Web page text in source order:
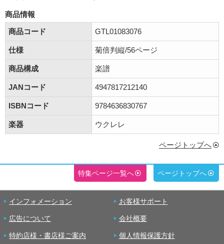
商品情報
商品コード
GTL01083076
仕様 菊倍判縦/56ページ
商品構成 楽譜
JANコード 4947817212140
ISBNコード 9784636830767
楽器 ウクレレ
ページトップへ
特集ページ一覧へ ページトップへ
インフォメーション お客様サポート
広告について 会社概要
特約店様・書店様ご案内 個人情報保護方針